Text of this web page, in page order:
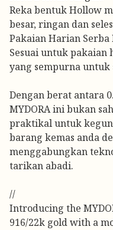
Reka bentuk Hollow
besar, ringan dan
Pakaian Harian Serba
Sesuai untuk pakaian
yang sempurna untuk
Dengan berat antara
MYDORA ini bukan
praktikal untuk
barang kemas anda
menggabungkan
tarikan abadi.
//
Introducing the
916/22k gold with a